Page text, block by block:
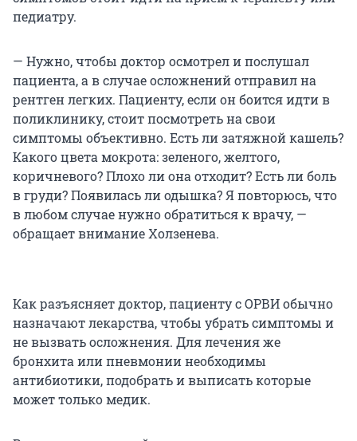
педиатру.
— Нужно, чтобы доктор осмотрел и послушал
пациента, а в случае осложнений отправил на
рентген легких. Пациенту, если он боится идти в
поликлинику, стоит посмотреть на свои
симптомы объективно. Есть ли затяжной кашель?
Какого цвета мокрота: зеленого, желтого,
коричневого? Плохо ли она отходит? Есть ли боль
в груди? Появилась ли одышка? Я повторюсь, что
в любом случае нужно обратиться к врачу, —
обращает внимание Холзенева.
Как разъясняет доктор, пациенту с ОРВИ обычно
назначают лекарства, чтобы убрать симптомы и
не вызвать осложнения. Для лечения же
бронхита или пневмонии необходимы
антибиотики, подобрать и выписать которые
может только медик.